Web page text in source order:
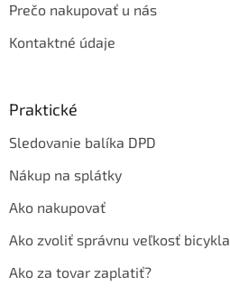
Prečo nakupovať u nás
Kontaktné údaje
Praktické
Sledovanie balíka DPD
Nákup na splátky
Ako nakupovať
Ako zvoliť správnu veľkosť bicykla
Ako za tovar zaplatiť?